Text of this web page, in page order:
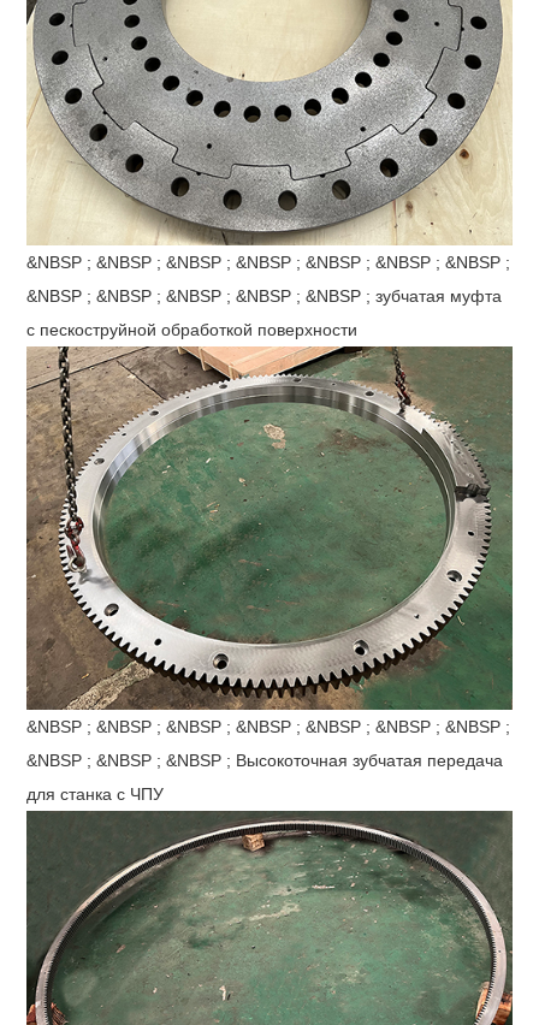
&NBSP ; &NBSP ; &NBSP ; &NBSP ; &NBSP ; &NBSP ; &NBSP ;
&NBSP ; &NBSP ; &NBSP ; &NBSP ; &NBSP ; зубчатая муфта
с пескоструйной обработкой поверхности
&NBSP ; &NBSP ; &NBSP ; &NBSP ; &NBSP ; &NBSP ; &NBSP ;
&NBSP ; &NBSP ; &NBSP ; Высокоточная зубчатая передача
для станка с ЧПУ